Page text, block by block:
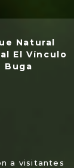
Natural
El Vínculo
Buga
a visitantes